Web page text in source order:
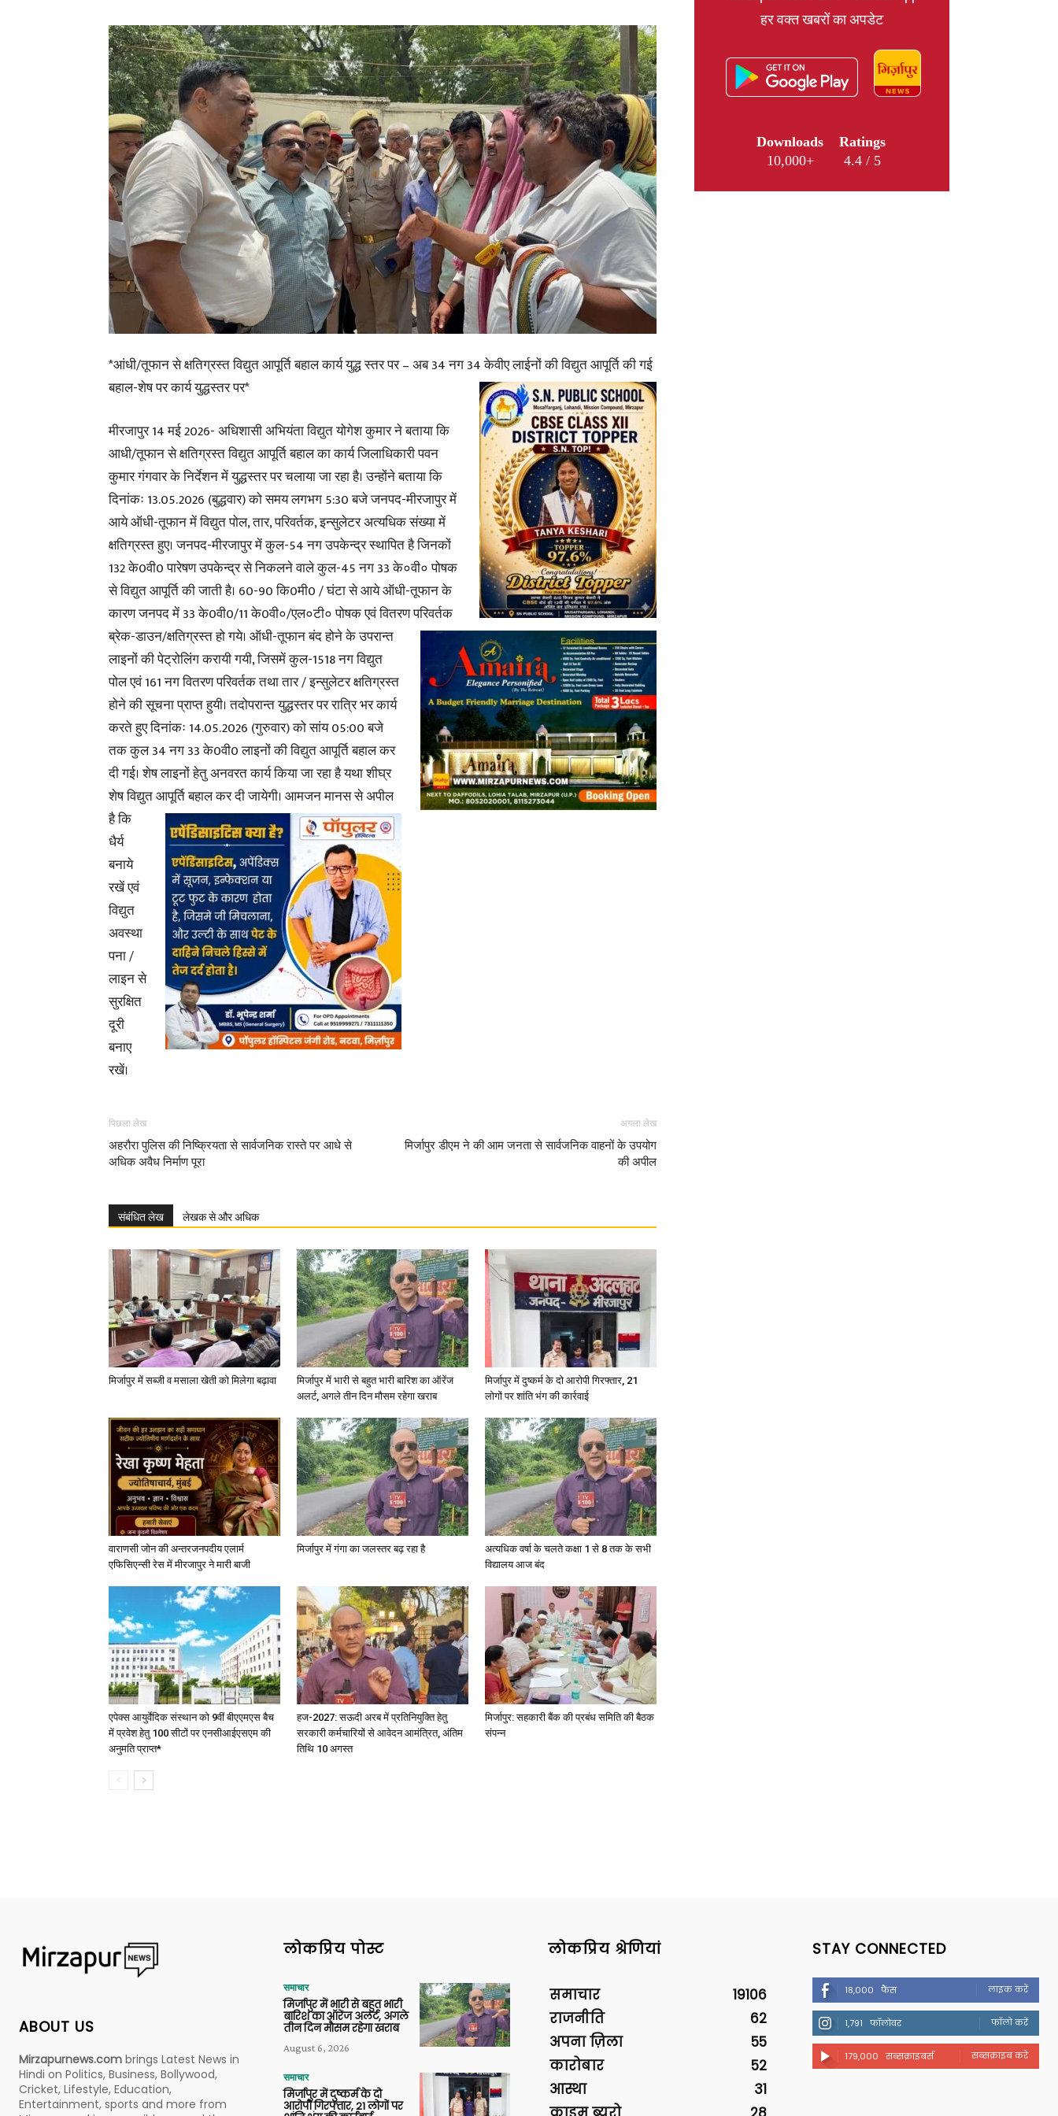
News,
Latest
News
in
Hindi,
Today
Hindi
News
*आंधी/तूफान से क्षतिग्रस्त विद्युत आपूर्ति बहाल कार्य युद्ध स्तर पर – अब 34 नग 34 केवीए लाईनों की विद्युत आपूर्ति की गई
बहाल-शेष पर कार्य युद्धस्तर पर*
मीरजापुर 14 मई 2026- अधिशासी अभियंता विद्युत योगेश कुमार ने बताया कि
आधी/तूफान से क्षतिग्रस्त विद्युत आपूर्ति बहाल का कार्य जिलाधिकारी पवन
कुमार गंगवार के निर्देशन में युद्धस्तर पर चलाया जा रहा है। उन्होंने बताया कि
दिनांकः 13.05.2026 (बुद्धवार) को समय लगभग 5:30 बजे जनपद-मीरजापुर में
आये ऑधी-तूफान में विद्युत पोल, तार, परिवर्तक, इन्सुलेटर अत्यधिक संख्या में
क्षतिग्रस्त हुए। जनपद-मीरजापुर में कुल-54 नग उपकेन्द्र स्थापित है जिनकों
132 के0वी0 पारेषण उपकेन्द्र से निकलने वाले कुल-45 नग 33 के०वी० पोषक
से विद्युत आपूर्ति की जाती है। 60-90 कि0मी0 / घंटा से आये ऑधी-तूफान के
कारण जनपद में 33 के0वी0/11 के0वी०/एल०टी० पोषक एवं वितरणपरिवर्तक
ब्रेक-डाउन/क्षतिग्रस्त हो गये। ऑधी-तूफान बंद होने के उपरान्त
लाइनों की पेट्रोलिंग करायी गयी, जिसमें कुल-1518 नग विद्युत
पोल एवं 161 नग वितरण परिवर्तक तथा तार / इन्सुलेटर क्षतिग्रस्त
होने की सूचना प्राप्त हुयी। तदोपरान्त युद्धस्तर पर रात्रि भर कार्य
करते हुए दिनांकः 14.05.2026 (गुरुवार) को सांय 05:00 बजे
तक कुल 34 नग 33 के0वी0 लाइनों की विद्युत आपूर्ति बहाल कर
दी गई। शेष लाइनों हेतु अनवरत कार्य किया जा रहा है यथा शीघ्र
शेष विद्युत आपूर्ति बहाल कर दी जायेगी। आमजन मानस से अपील
है कि
धैर्य
बनाये
रखें एवं
विद्युत
अवस्था
पना /
लाइन से
सुरक्षित
दूरी
बनाए
रखें।
पिछला लेख
अहरौरा पुलिस की निष्क्रियता से सार्वजनिक रास्ते पर आधे से
अधिक अवैध निर्माण पूरा
अगला लेख
मिर्जापुर डीएम ने की आम जनता से सार्वजनिक वाहनों के उपयोग
की अपील
संबंधित लेख लेखक से और अधिक
मिर्जापुर में सब्जी व मसाला खेती को मिलेगा बढ़ावा
मिर्जापुर में भारी से बहुत भारी बारिश का ऑरेंज
अलर्ट, अगले तीन दिन मौसम रहेगा खराब
मिर्जापुर में दुष्कर्म के दो आरोपी गिरफ्तार, 21
लोगों पर शांति भंग की कार्रवाई
वाराणसी जोन की अन्तरजनपदीय एलार्म
एफिसिएन्सी रेस में मीरजापुर ने मारी बाजी
मिर्जापुर में गंगा का जलस्तर बढ़ रहा है
अत्यधिक वर्षा के चलते कक्षा 1 से 8 तक के सभी
विद्यालय आज बंद
एपेक्स आयुर्वेदिक संस्थान को 9वीं बीएएमएस बैच
में प्रवेश हेतु 100 सीटों पर एनसीआईएसएम की
अनुमति प्राप्त*
हज-2027: सऊदी अरब में प्रतिनियुक्ति हेतु
सरकारी कर्मचारियों से आवेदन आमंत्रित, अंतिम
तिथि 10 अगस्त
मिर्जापुर: सहकारी बैंक की प्रबंध समिति की बैठक
संपन्न
हर वक्त खबरों का अपडेट
Downloads
10,000+
Ratings
4.4 / 5
ABOUT US
Mirzapurnews.com brings Latest News in
Hindi on Politics, Business, Bollywood,
Cricket, Lifestyle, Education,
Entertainment, sports and more from
लोकप्रिय पोस्ट
समाचार
मिर्जापुर में भारी से बहुत भारी
बारिश का ऑरेंज अलर्ट, अगले
तीन दिन मौसम रहेगा खराब
August 6, 2026
समाचार
मिर्जापुर में दुष्कर्म के दो
आरोपी गिरफ्तार, 21 लोगों पर
लोकप्रिय श्रेणियां
समाचार
19106
राजनीति
62
अपना ज़िला
55
कारोबार
52
आस्था
31
STAY CONNECTED
18,000 फैंस लाइक करें
1,791 फॉलोवर फॉलो करें
179,000 सब्सक्राइबर्स सब्सक्राइब करें